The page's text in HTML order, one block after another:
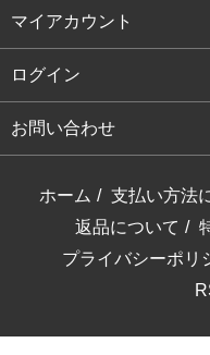
マイアカウント
ログイン
お問い合わせ
ホーム / 支払い方法
返品について /
プライバシーポリ